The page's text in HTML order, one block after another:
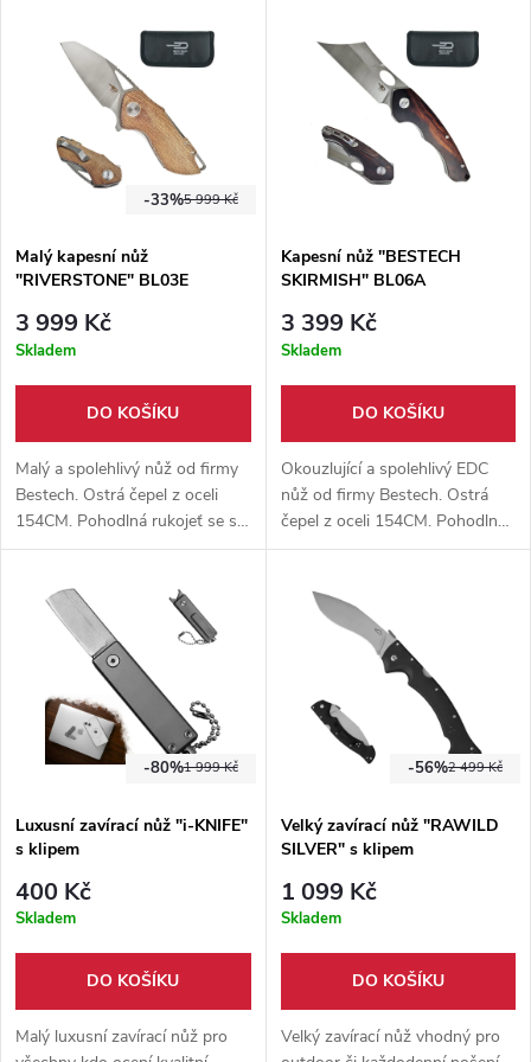
oboustranný kapesní klip.
oboustranný kapesní klip.
5 999 Kč
-33%
Malý kapesní nůž
"RIVERSTONE" BL03E
3 999 Kč
Skladem
DO KOŠÍKU
Malý a spolehlivý nůž od firmy
Bestech. Ostrá čepel z oceli
154CM. Pohodlná rukojeť se s
třenkami z Micarty. Keramická
pouzdro.
Kapesní nůž "BESTECH
SKIRMISH" BL06A
3 399 Kč
Skladem
DO KOŠÍKU
Okouzlující a spolehlivý EDC
nůž od firmy Bestech. Ostrá
čepel z oceli 154CM. Pohodlná
dřevěná rukojeť s klipem na
součástí balení.
1 999 Kč
-80%
Luxusní zavírací nůž "i-KNIFE"
s klipem
400 Kč
Skladem
DO KOŠÍKU
Malý luxusní zavírací nůž pro
2 499 Kč
-56%
Velký zavírací nůž "RAWILD
SILVER" s klipem
1 099 Kč
Skladem
DO KOŠÍKU
Velký zavírací nůž vhodný pro